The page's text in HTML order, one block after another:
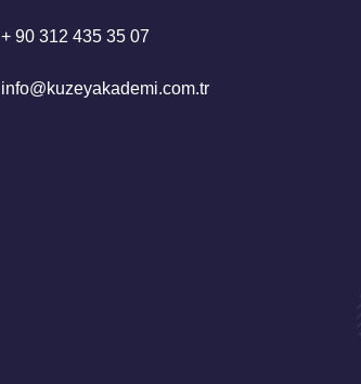
+ 90 312 435 35 07
info@kuzeyakademi.com.tr